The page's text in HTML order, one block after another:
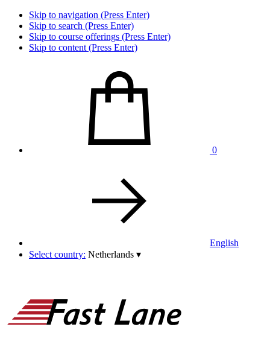
Skip to navigation (Press Enter)
Skip to search (Press Enter)
Skip to course offerings (Press Enter)
Skip to content (Press Enter)
0
English
Select country: Netherlands ▾